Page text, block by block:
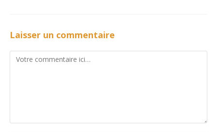
Laisser un commentaire
Comment